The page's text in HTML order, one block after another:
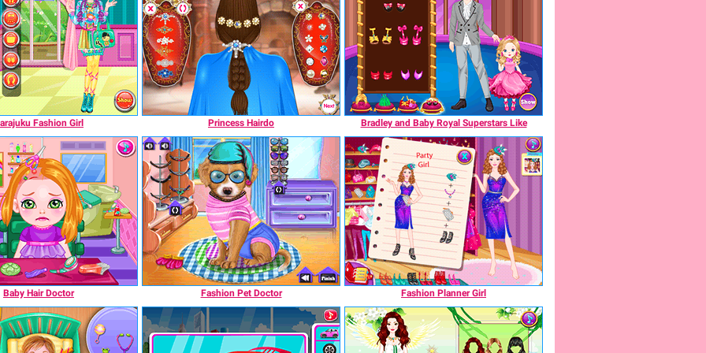
Fashion Girl Princess Hairdo Bradley and Baby Royal Superstars Like
Baby Hair Doctor Fashion Pet Doctor Fashion Planner Girl